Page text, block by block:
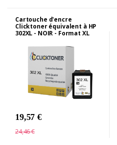
Cartouche d'encre
Clicktoner équivalent à HP
302XL - NOIR - Format XL
19,57 €
24,46 €